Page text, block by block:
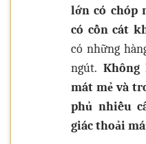
lớn có chóp
có cồn cát
có những
ngút.
mát mẻ và
phủ nhiều
giác thoải